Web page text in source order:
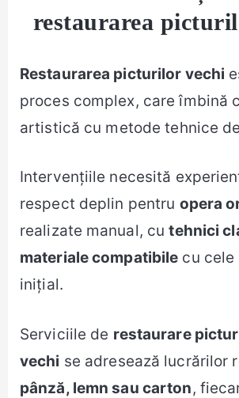
restaurarea
Restaurarea picturilor vechi
proces complex, care îmbină
artistică cu metode tehnice
Intervențiile necesită
respect deplin pentru opera
realizate manual, cutehnici
materiale compatibile cu
inițial.
Serviciile de restaurare
vechi se adresează lucrărilor
pânză, lemn sau carton,